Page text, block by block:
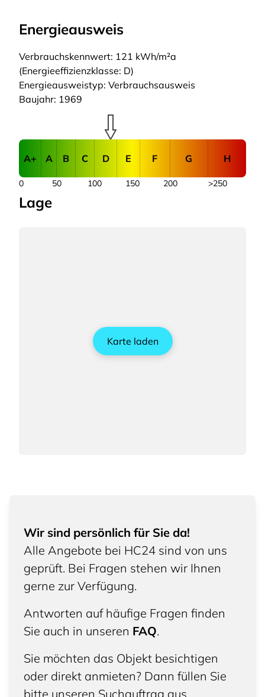
Energieausweis
Verbrauchskennwert: 121 kWh/m²a
(Energieeffizienzklasse: D)
Energieausweistyp: Verbrauchsausweis
Baujahr: 1969
A+ A B C D E F G H
50 100 150 200
0 >250
Lage
Karte laden
Wir sind persönlich für Sie da!
Alle Angebote bei HC24 sind von uns
geprüft. Bei Fragen stehen wir Ihnen
gerne zur Verfügung.
Antworten auf häufige Fragen finden
Sie auch in unseren FAQ.
Sie möchten das Objekt besichtigen
oder direkt anmieten? Dann füllen Sie
bitte unseren Suchauftrag aus.